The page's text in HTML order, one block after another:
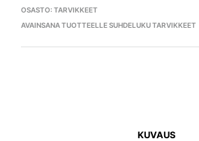
OSASTO: TARVIKKEET
AVAINSANA TUOTTEELLESUHDELUKU TARVIKKEET
KUVAUS